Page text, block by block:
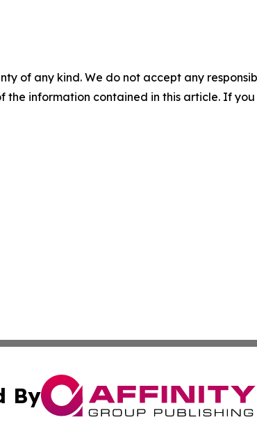
of any kind. We do not accept any
the information contained in this article. If
By